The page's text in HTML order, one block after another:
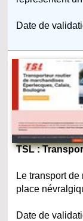
Date de
TSL :
Le transport
place
Date de